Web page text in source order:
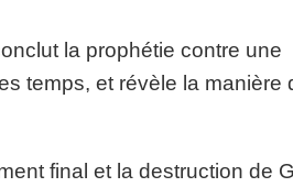
la prophétie contre une
temps, et révèle la manière
final et la destruction de